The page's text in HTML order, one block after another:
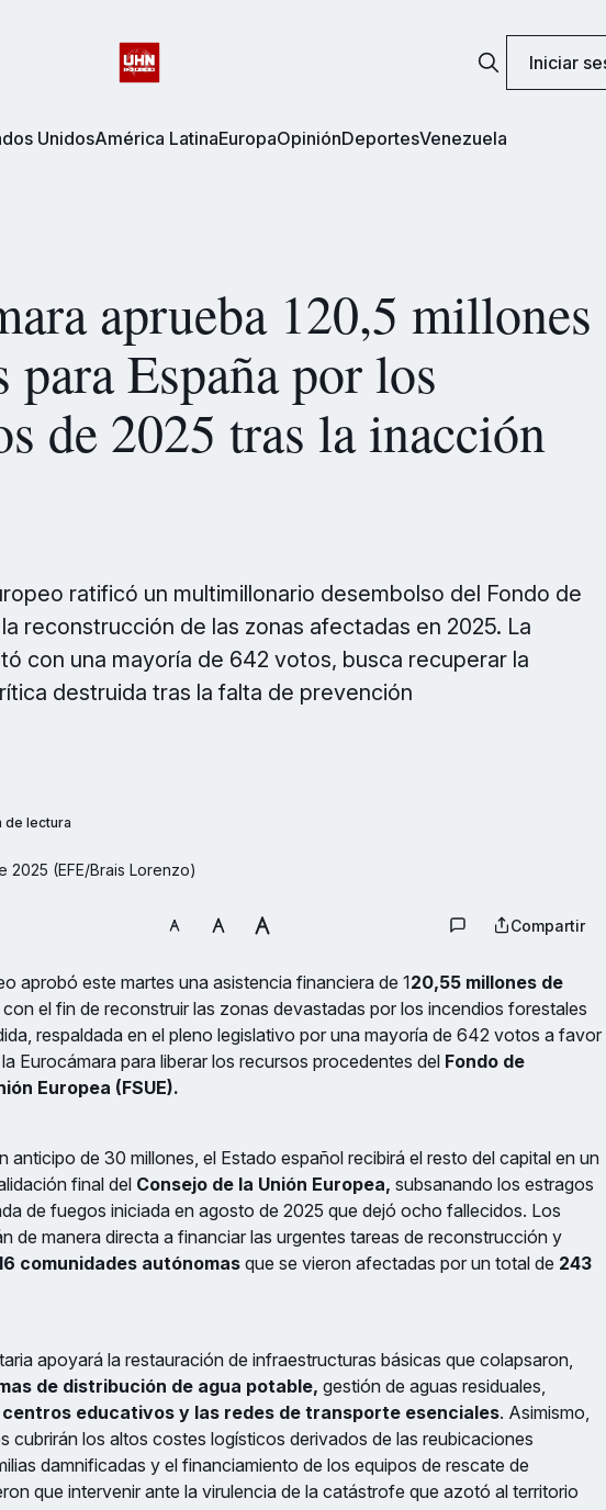
Iniciar
UnidosAmérica LatinaEuropaOpiniónDeportesVenezuela
aprueba 120,5 millones
para España por los
de 2025 tras la inacción
ratificó un multimillonario desembolso del Fondo de
reconstrucción de las zonas afectadas en 2025. La
con una mayoría de 642 votos, busca recuperar la
destruida tras la falta de prevención
de lectura
2025 (EFE/Brais Lorenzo)
Compartir
aprobó este martes una asistencia financiera de 120,55 millones de
con el fin de reconstruir las zonas devastadas por los incendios forestales
respaldada en el pleno legislativo por una mayoría de 642 votos a favor
Eurocámara para liberar los recursos procedentes del Fondo de
Europea (FSUE).
anticipo de 30 millones, el Estado español recibirá el resto del capital en un
final del Consejo de la Unión Europea, subsanando los estragos
de fuegos iniciada en agosto de 2025 que dejó ocho fallecidos. Los
de manera directa a financiar las urgentes tareas de reconstrucción y
comunidades autónomas que se vieron afectadas por un total de 243
apoyará la restauración de infraestructuras básicas que colapsaron,
de distribución de agua potable, gestión de aguas residuales,
centros educativos y las redes de transporte esenciales. Asimismo,
cubrirán los altos costes logísticos derivados de las reubicaciones
damnificadas y el financiamiento de los equipos de rescate de
que intervenir ante la virulencia de la catástrofe que azotó al territorio